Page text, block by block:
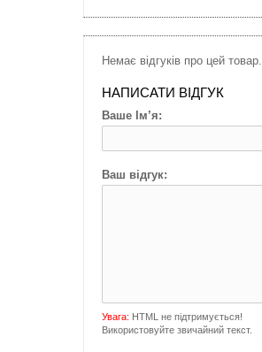
Немає відгуків про цей товар.
НАПИСАТИ ВІДГУК
Ваше Ім’я:
Ваш відгук:
Увага: HTML не підтримується!
Використовуйте звичайний текст.